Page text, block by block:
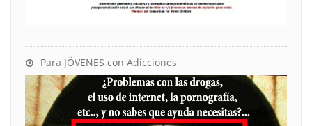
Para JÖVENES con Adicciones